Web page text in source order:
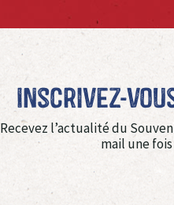
Inscrivez-
Recevez l’actualité du
mail une